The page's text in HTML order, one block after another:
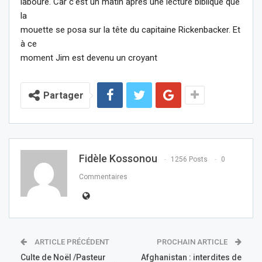
la
mouette se posa sur la tête du capitaine Rickenbacker. Et
à ce
moment Jim est devenu un croyant
Partager
Fidèle Kossonou 1256 Posts 0
Commentaires
ARTICLE PRÉCÉDENT
Culte de Noël /Pasteur
PROCHAIN ARTICLE
Afghanistan : interdites de